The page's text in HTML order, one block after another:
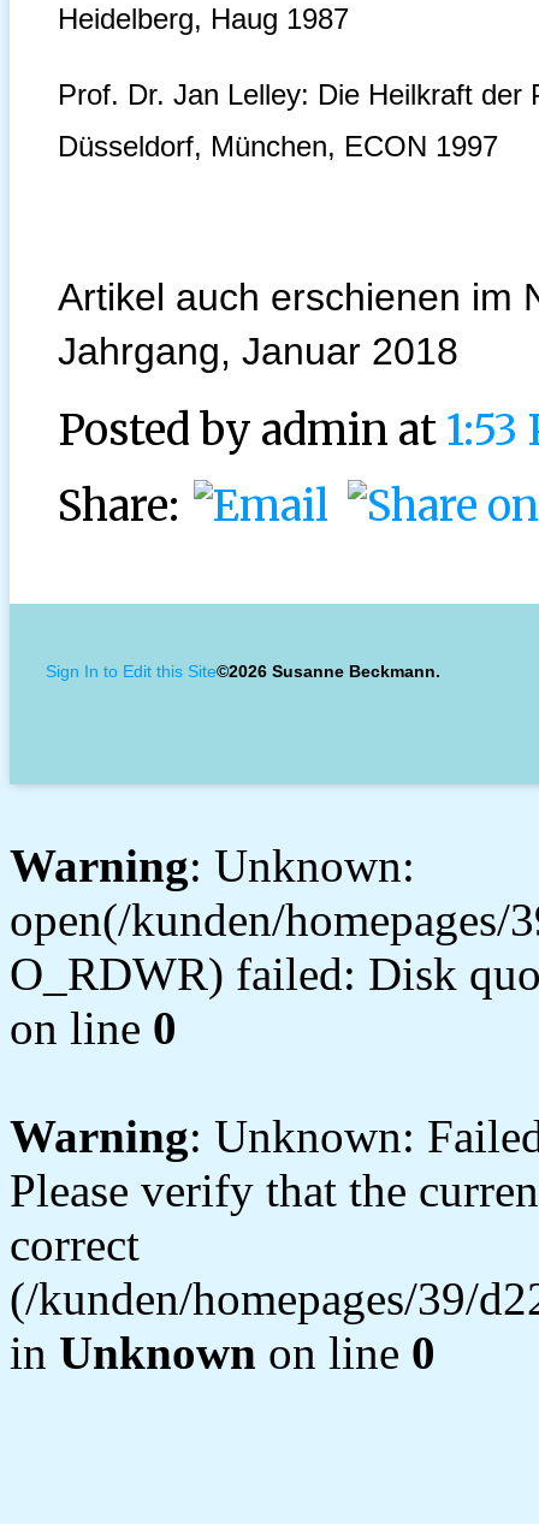
Heidelberg, Haug 1987
Prof. Dr. Jan Lelley: Die Heilkraft
Düsseldorf, München, ECON 1997
Artikel auch erschienen im
Jahrgang, Januar 2018
Posted by admin at
Share:
Sign In to Edit this Site©2026 Susanne Beckmann.
Warning: Unknown:
open(/kunden/
O_RDWR) failed: Disk
on line 0
Warning: Unknown:
Please verify that the
correct
(/kunden/homepages/39/
in Unknown on line 0